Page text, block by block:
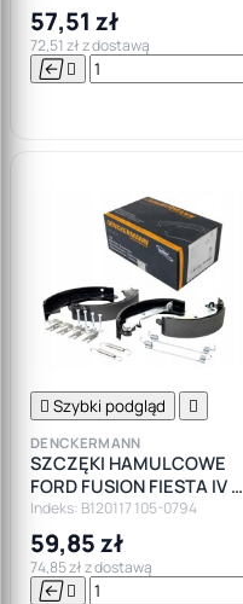
57,51 zł
72,51 zł z dostawą
 
 Szybki podgląd 
DENCKERMANN
SZCZĘKI HAMULCOWE
FORD FUSION FIESTA IV V
PUMA KA
Indeks: B120117 105-0794
59,85 zł
74,85 zł z dostawą
 